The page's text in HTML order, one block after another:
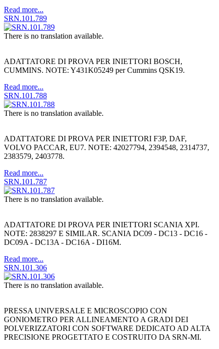
Read more...
SRN.101.789
There is no translation available.
ADATTATORE DI PROVA PER INIETTORI BOSCH,
CUMMINS. NOTE: Y431K05249 per Cummins QSK19.
Read more...
SRN.101.788
There is no translation available.
ADATTATORE DI PROVA PER INIETTORI F3P, DAF,
VOLVO PACCAR, EU7. NOTE: 42027794, 2394548, 2314737,
2383579, 2403778.
Read more...
SRN.101.787
There is no translation available.
ADATTATORE DI PROVA PER INIETTORI SCANIA XPI.
NOTE: 2838297 E SIMILAR. SCANIA DC09 - DC13 - DC16 -
DC09A - DC13A - DC16A - DI16M.
Read more...
SRN.101.306
There is no translation available.
PRESSA UNIVERSALE E MICROSCOPIO CON
GONIOMETRO PER ALLINEAMENTO A GRADI DEI
POLVERIZZATORI CON SOFTWARE DEDICATO AD ALTA
PRECISIONE PROGETTATO E COSTRUITO DA SRN-MI.